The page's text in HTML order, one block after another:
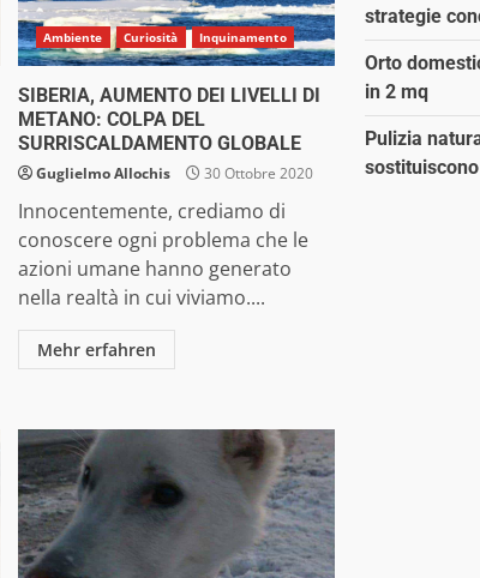
Ambiente Curiosità Inquinamento
SIBERIA, AUMENTO DEI LIVELLI DI
METANO: COLPA DEL
SURRISCALDAMENTO GLOBALE
Guglielmo Allochis 30 Ottobre 2020
Innocentemente, crediamo di
conoscere ogni problema che le
azioni umane hanno generato
nella realtà in cui viviamo....
Mehr erfahren
strategie
Orto
in 2 mq
Pulizia